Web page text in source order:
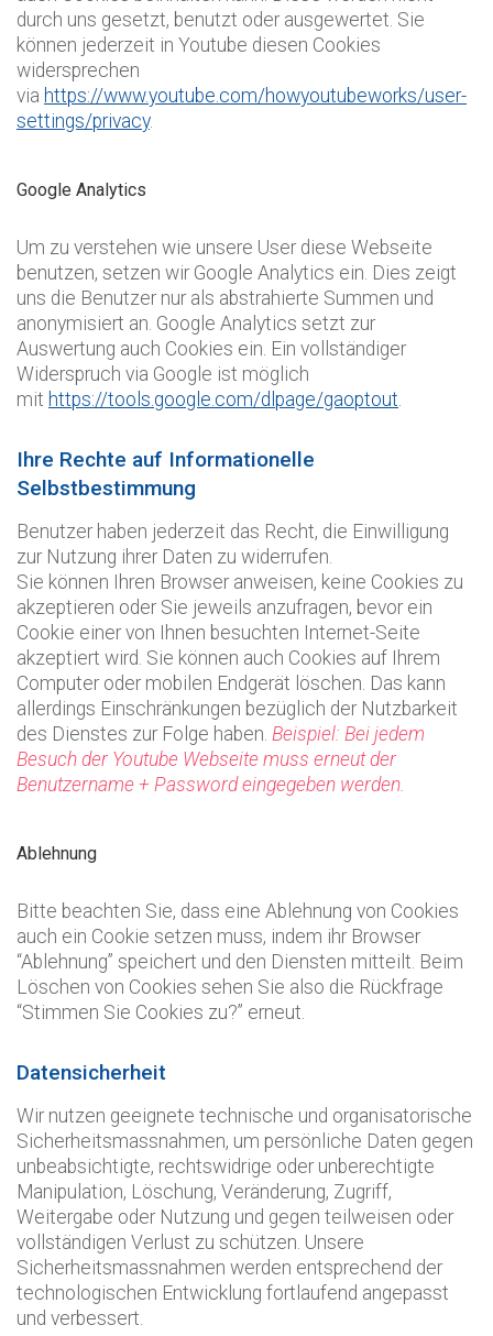
durch uns gesetzt, benutzt oder ausgewertet. Sie
können jederzeit in Youtube diesen Cookies
widersprechen
via https://www.youtube.com/howyoutubeworks/user-
settings/privacy.
Google Analytics
Um zu verstehen wie unsere User diese Webseite
benutzen, setzen wir Google Analytics ein. Dies zeigt
uns die Benutzer nur als abstrahierte Summen und
anonymisiert an. Google Analytics setzt zur
Auswertung auch Cookies ein. Ein vollständiger
Widerspruch via Google ist möglich
mit https://tools.google.com/dlpage/gaoptout.
Ihre Rechte auf Informationelle
Selbstbestimmung
Benutzer haben jederzeit das Recht, die Einwilligung
zur Nutzung ihrer Daten zu widerrufen.
Sie können Ihren Browser anweisen, keine Cookies zu
akzeptieren oder Sie jeweils anzufragen, bevor ein
Cookie einer von Ihnen besuchten Internet-Seite
akzeptiert wird. Sie können auch Cookies auf Ihrem
Computer oder mobilen Endgerät löschen. Das kann
allerdings Einschränkungen bezüglich der Nutzbarkeit
des Dienstes zur Folge haben. Beispiel: Bei jedem
Besuch der Youtube Webseite muss erneut der
Benutzername + Password eingegeben werden.
Ablehnung
Bitte beachten Sie, dass eine Ablehnung von Cookies
auch ein Cookie setzen muss, indem ihr Browser
“Ablehnung” speichert und den Diensten mitteilt. Beim
Löschen von Cookies sehen Sie also die Rückfrage
“Stimmen Sie Cookies zu?” erneut.
Datensicherheit
Wir nutzen geeignete technische und organisatorische
Sicherheitsmassnahmen, um persönliche Daten gegen
unbeabsichtigte, rechtswidrige oder unberechtigte
Manipulation, Löschung, Veränderung, Zugriff,
Weitergabe oder Nutzung und gegen teilweisen oder
vollständigen Verlust zu schützen. Unsere
Sicherheitsmassnahmen werden entsprechend der
technologischen Entwicklung fortlaufend angepasst
und verbessert.